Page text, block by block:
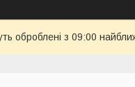
оброблені з 09:00